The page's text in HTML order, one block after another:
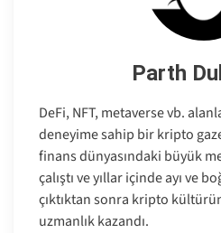
Parth
DeFi, NFT, metaverse vb.
deneyime sahip bir kripto
finans dünyasındaki büyük
çalıştı ve yıllar içinde ayı ve
çıktıktan sonra kripto
uzmanlık kazandı.